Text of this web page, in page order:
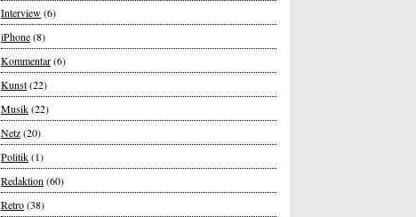
Interview(6)
iPhone(8)
Kommentar(6)
Kunst(22)
Musik(22)
Netz(20)
Politik(1)
Redaktion (60)
Retro(38)